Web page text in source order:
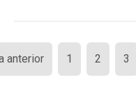
Paginação
de
anterior 1 2 3